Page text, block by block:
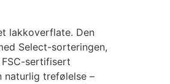
lakkoverflate. Den
Select-sorteringen,
sertifisert
naturlig trefølelse –